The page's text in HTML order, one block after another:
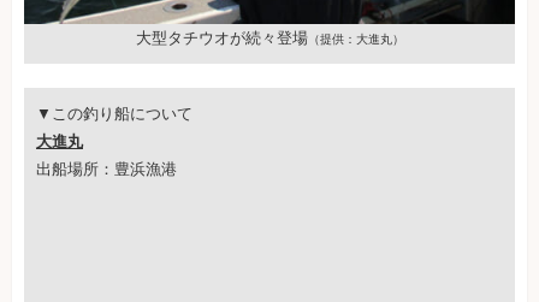
大型タチウオが続々登場（提供：大進丸）
▼この釣り船について
大進丸
出船場所：豊浜漁港